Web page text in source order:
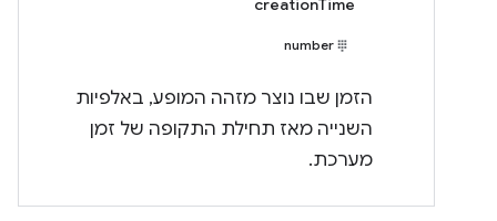
creationTime
number
הזמן שבו נוצר מזהה המופע, באלפיות
השנייה מאז תחילת התקופה של זמן
מערכת.